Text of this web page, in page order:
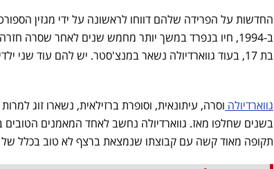
החדשות על הפרידה שלהם דווחו לראשונה על ידי מגזין
ב-1994, חיו בנפרד במשך יותר מחמש שנים לאחר שסרה
בת 17, בעוד גווארדיולה נשאר במנצ'סטר. יש להם עוד שני ילדים משותפים: מריה, 24 ומריוס, 22.
גווארדיולה וסרה, עיתונאית, וסופרת ברזילאית, נשארו זוג
בשנים שחלפו מאז. גווארדיולה נחשב לאחד המאמנים
תקופה מאוד קשה עם קבוצתו שנמצאת ברצף לא טוב בכלל של